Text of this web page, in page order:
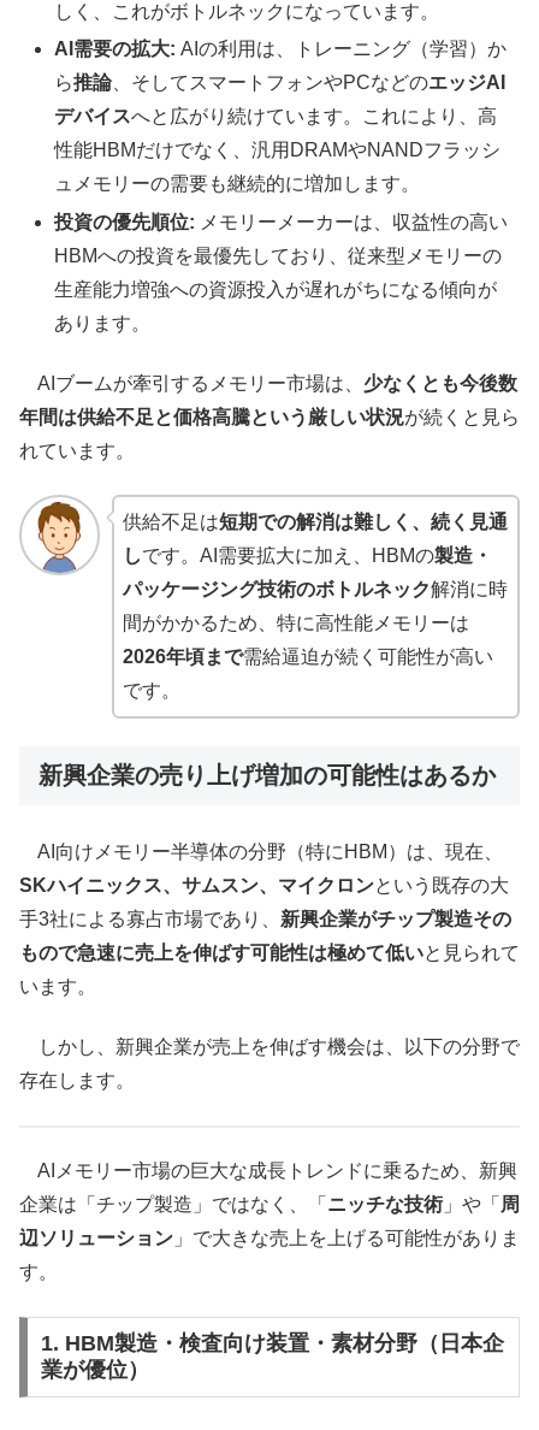
しく、これがボトルネックになっています。
AI需要の拡大: AIの利用は、トレーニング（学習）か
ら推論、そしてスマートフォンやPCなどのエッジAI
デバイスへと広がり続けています。これにより、高
性能HBMだけでなく、汎用DRAMやNANDフラッシ
ュメモリーの需要も継続的に増加します。
投資の優先順位: メモリーメーカーは、収益性の高い
HBMへの投資を最優先しており、従来型メモリーの
生産能力増強への資源投入が遅れがちになる傾向が
あります。
AIブームが牽引するメモリー市場は、 少なくとも今後数
年間は供給不足と価格高騰という厳しい状況が続くと見ら
れています。
供給不足は短期での解消は難しく、続く見通
しです。AI需要拡大に加え、HBMの製造・
パッケージング技術のボトルネック解消に時
間がかかるため、特に高性能メモリーは
2026年頃まで需給逼迫が続く可能性が高い
です。
新興企業の売り上げ増加の可能性はあるか
AI向けメモリー半導体の分野（特にHBM）は、現在、
SKハイニックス、サムスン、マイクロンという既存の大
手3社による寡占市場であり、 新興企業がチップ製造その
もので急速に売上を伸ばす可能性は極めて低いと見られて
います。
しかし、新興企業が売上を伸ばす機会は、以下の分野で
存在します。
AIメモリー市場の巨大な成長トレンドに乗るため、新興
企業は「チップ製造」ではなく、「 ニッチな技術 」や「 周
辺ソリューション 」で大きな売上を上げる可能性がありま
す。
1. HBM製造・検査向け装置・素材分野（日本企
業が優位）